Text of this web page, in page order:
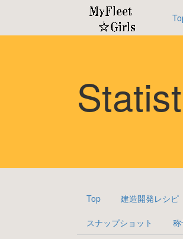
Top 建造開発レシピ
スナップショット